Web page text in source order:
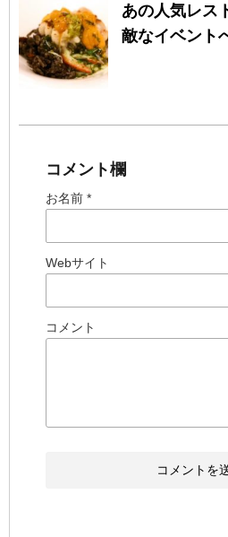
あの人気レス
敵なイベント
コメント欄
お名前 *
Webサイト
コメント